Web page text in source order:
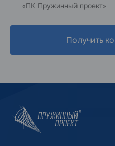
«ПК Пружинный проект»
Получить